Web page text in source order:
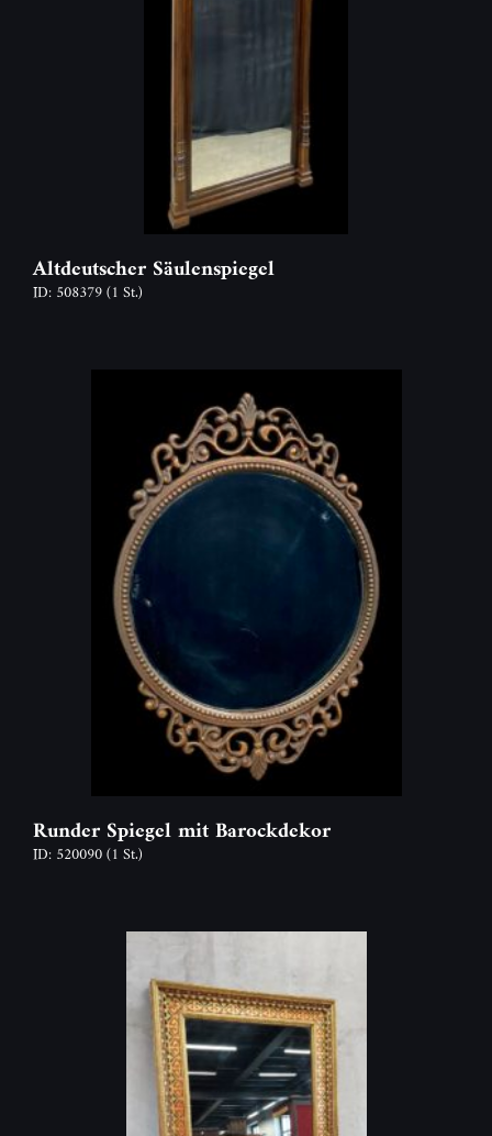
Altdeutscher Säulenspiegel
ID: 508379(1 St.)
Runder Spiegel mit Barockdekor
ID: 520090(1 St.)